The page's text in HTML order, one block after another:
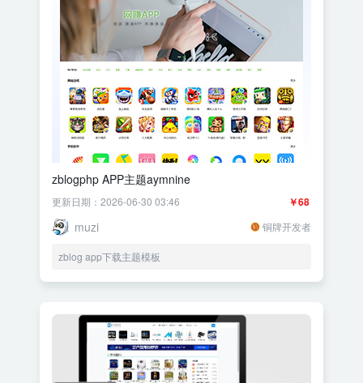
zblogphp APP主题aymnine
￥68
更新日期：2026-06-30 03:46
muzi 铜牌开发者
zblog app下载主题模板